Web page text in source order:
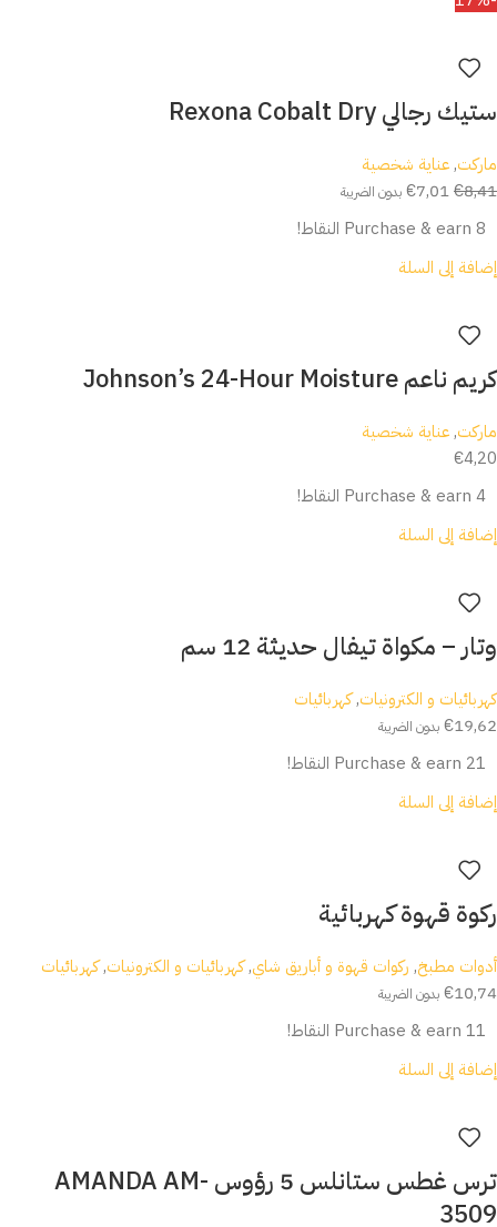
ستيك رجالي Rexona Cobalt Dry
ماركت, عناية شخصية
€8,41
€7,01 بدون الضريبة
Purchase & earn 8 النقاط!
إضافة إلى السلة
كريم ناعم Johnson’s 24-Hour Moisture
ماركت, عناية شخصية
€4,20
Purchase & earn 4 النقاط!
إضافة إلى السلة
وتار – مكواة تيفال حديثة 12 سم
كهربائيات و الكترونيات,كهربائيات
€19,62 بدون الضريبة
Purchase & earn 21 النقاط!
إضافة إلى السلة
ركوة قهوة كهربائية
أدوات مطبخ, ركوات قهوة و أباريق شاي,كهربائيات و الكترونيات,كهربائيات
€10,74 بدون الضريبة
Purchase & earn 11 النقاط!
إضافة إلى السلة
ترس غطس ستانلس 5 رؤوس AMANDA AM-
3509